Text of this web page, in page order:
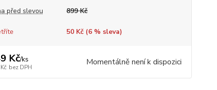
před slevou
899 Kč
50 Kč (6% sleva)
Kč/ks
bez DPH Momentálně není k dispozici